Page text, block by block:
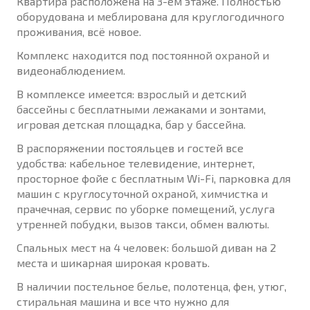
оборудована и меблирована для круглогодичного
проживания, всё новое.
Комплекс находится под постоянной охраной и
видеонаблюдением.
В комплексе имеется: взрослый и детский
бассейны с бесплатными лежаками и зонтами,
игровая детская площадка, бар у бассейна.
В распоряжении постояльцев и гостей все
удобства: кабельное телевидение, интернет,
просторное фойе с бесплатным Wi-Fi, парковка для
машин с круглосуточной охраной, химчистка и
прачечная, сервис по уборке помещений, услуга
утренней побудки, вызов такси, обмен валюты.
Спальных мест на 4 человек: большой диван на 2
места и шикарная широкая кровать.
В наличии постельное белье, полотенца, фен, утюг,
стиральная машина и все что нужно для